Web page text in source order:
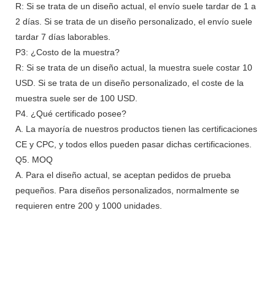
R: Si se trata de un diseño actual, el envío suele tardar de 1 a
2 días. Si se trata de un diseño personalizado, el envío suele
tardar 7 días laborables.
P3: ¿Costo de la muestra?
R: Si se trata de un diseño actual, la muestra suele costar 10
USD. Si se trata de un diseño personalizado, el coste de la
muestra suele ser de 100 USD.
P4. ¿Qué certificado posee?
A. La mayoría de nuestros productos tienen las certificaciones
CE y CPC, y todos ellos pueden pasar dichas certificaciones.
Q5. MOQ
A. Para el diseño actual, se aceptan pedidos de prueba
pequeños. Para diseños personalizados, normalmente se
requieren entre 200 y 1000 unidades.